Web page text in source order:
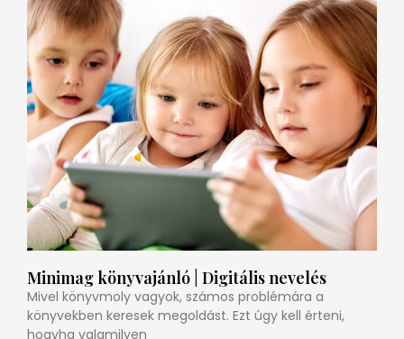
Minimag könyvajánló | Digitális nevelés
Mivel könyvmoly vagyok, számos problémára a
könyvekben keresek megoldást. Ezt úgy kell érteni,
hogyha valamilyen